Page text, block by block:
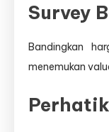
Survey
Bandingkan
menemukan